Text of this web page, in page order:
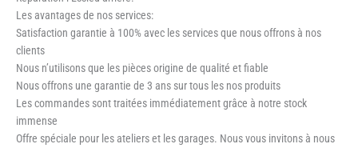
Les avantages de nos services:
Satisfaction garantie à 100% avec les services que nous offrons à nos
clients
Nous n’utilisons que les pièces origine de qualité et fiable
Nous offrons une garantie de 3 ans sur tous les nos produits
Les commandes sont traitées immédiatement grâce à notre stock
immense
Offre spéciale pour les ateliers et les garages. Nous vous invitons à nous